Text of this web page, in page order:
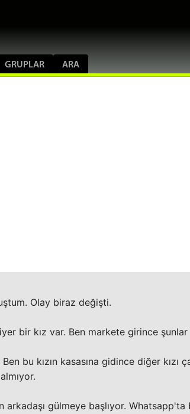
GRUPLAR ARA
Olay biraz değişti.
bir kız var. Ben markete girince
bu kızın kasasına gidince diğer kızı
arkadaşı gülmeye başlıyor.